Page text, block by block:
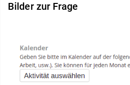
Bilder zur Frage